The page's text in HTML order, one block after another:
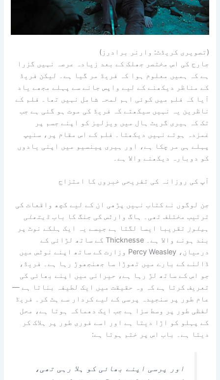
(تصویری کریڈٹ: وارنر برادرز)
جارج کی اس مختصر جھلک کے بعد زیادہ عرصہ نہیں گزرا
ہے کہ ہمیں معلوم ہوا کہ فریڈ مر گیا ہے۔ لیکن فریڈ
کے مناظر دیکھنے کے لیے واپس جانے سے پہلے مجھے یاد
آیا کہ فلم میں کوئی اہم لمحہ شامل نہیں تھا۔ فلم کے
ناظرین یہ نہیں سیکھتے کہ فریڈ کی موت ہو گئی ہے جب
تک کہ ہیری گریٹ ہال میں ویزلیز کو اپنے جسم پر
غمزدہ ہوتے نہیں دیکھتا۔ فلم کے اس مقام پر، سنیپ
پہلے ہی مر چکا ہے، اور ہیری پینسیو میں اپنی یادوں
کو دوبارہ دیکھنے والا ہے۔
آپ کی روزانہ کی تفریحی خبروں کا امتزاج
جن لوگوں نے کتاب نہیں پڑھی ان کے لیے کچھ واقعات کی
ترتیب مختلف تھی۔ ہاگ وارٹس کی جنگ کا باب ڈیتھلی
ہیلوز
تقریبا ایسا لگتا ہے جیسے یہ ایک ہلکے نوٹ پر
بند ہونے والا ہے۔ Thicknesse کے ساتھ لڑائی کے
درمیان، Percy Weasley وزارت کے ساتھ اپنے نوٹس میں
ڈالنے کے بارے میں تھوڑا سا جھنجھوڑ رہا ہے۔ فریڈ،
جو اس کے ساتھ لڑ رہا ہے، حیرانی میں اپنے بھائی کی
تعریف کرتا ہے کہ وہ حقیقت میں ایک لطیفہ بناتا ہے —
عام طور پر سنجیدہ پرسی کے لیے کردار سے ہٹ کر۔ فریڈ
لفظی طور پر وسط سزا ہے جب ایک دھماکہ ہوتا ہے، محل
کے پہلو کو اڑا دیتا ہے اور اسے فوری طور پر ہلاک کر
دیتا ہے۔ باب اس پر ختم ہوتا ہے:
اور پرسی اپنے بھائی کو ہلا رہی تھی،